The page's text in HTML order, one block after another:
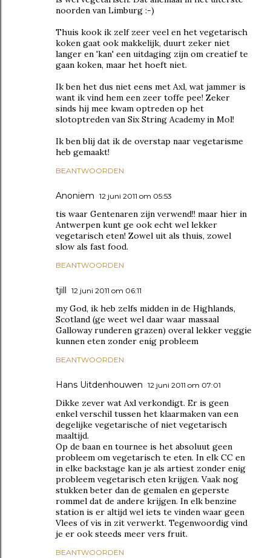
noorden van Limburg :-)
Thuis kook ik zelf zeer veel en het vegetarisch
koken gaat ook makkelijk, duurt zeker niet
langer en 'kan' een uitdaging zijn om creatief te
gaan koken, maar het hoeft niet.
Ik ben het dus niet eens met Axl, wat jammer is
want ik vind hem een zeer toffe pee! Zeker
sinds hij mee kwam optreden op het
slotoptreden van Six String Academy in Mol!
Ik ben blij dat ik de overstap naar vegetarisme
heb gemaakt!
BEANTWOORDEN
Anoniem 12 juni 2011 om 05:53
tis waar Gentenaren zijn verwend!! maar hier in
Antwerpen kunt ge ook echt wel lekker
vegetarisch eten! Zowel uit als thuis, zowel
slow als fast food.
BEANTWOORDEN
tjill 12 juni 2011 om 06:11
my God, ik heb zelfs midden in de Highlands,
Scotland (ge weet wel daar waar massaal
Galloway runderen grazen) overal lekker veggie
kunnen eten zonder enig probleem
BEANTWOORDEN
Hans Uitdenhouwen 12 juni 2011 om 07:01
Dikke zever wat Axl verkondigt. Er is geen
enkel verschil tussen het klaarmaken van een
degelijke vegetarische of niet vegetarisch
maaltijd.
Op de baan en tournee is het absoluut geen
probleem om vegetarisch te eten. In elk CC en
in elke backstage kan je als artiest zonder enig
probleem vegetarisch eten krijgen. Vaak nog
stukken beter dan de gemalen en geperste
rommel dat de andere krijgen. In elk benzine
station is er altijd wel iets te vinden waar geen
Vlees of vis in zit verwerkt. Tegenwoordig vind
je er ook steeds meer vers fruit.
BEANTWOORDEN